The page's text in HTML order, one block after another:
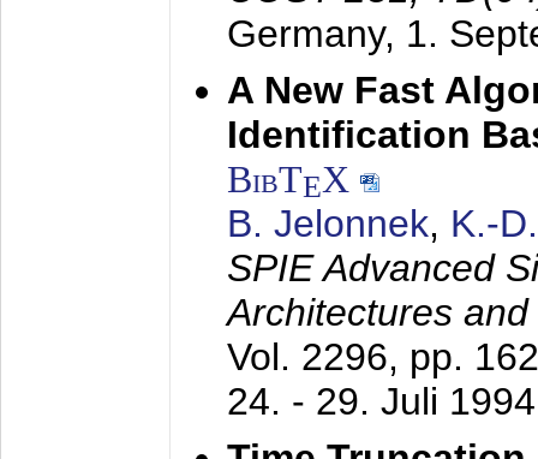
Germany, 1.
A New Fast
Identification
BibTEX
B. Jelonnek, K.-
SPIE Advanced
Architectures
Vol. 2296, pp.
24. - 29. Juli 1994